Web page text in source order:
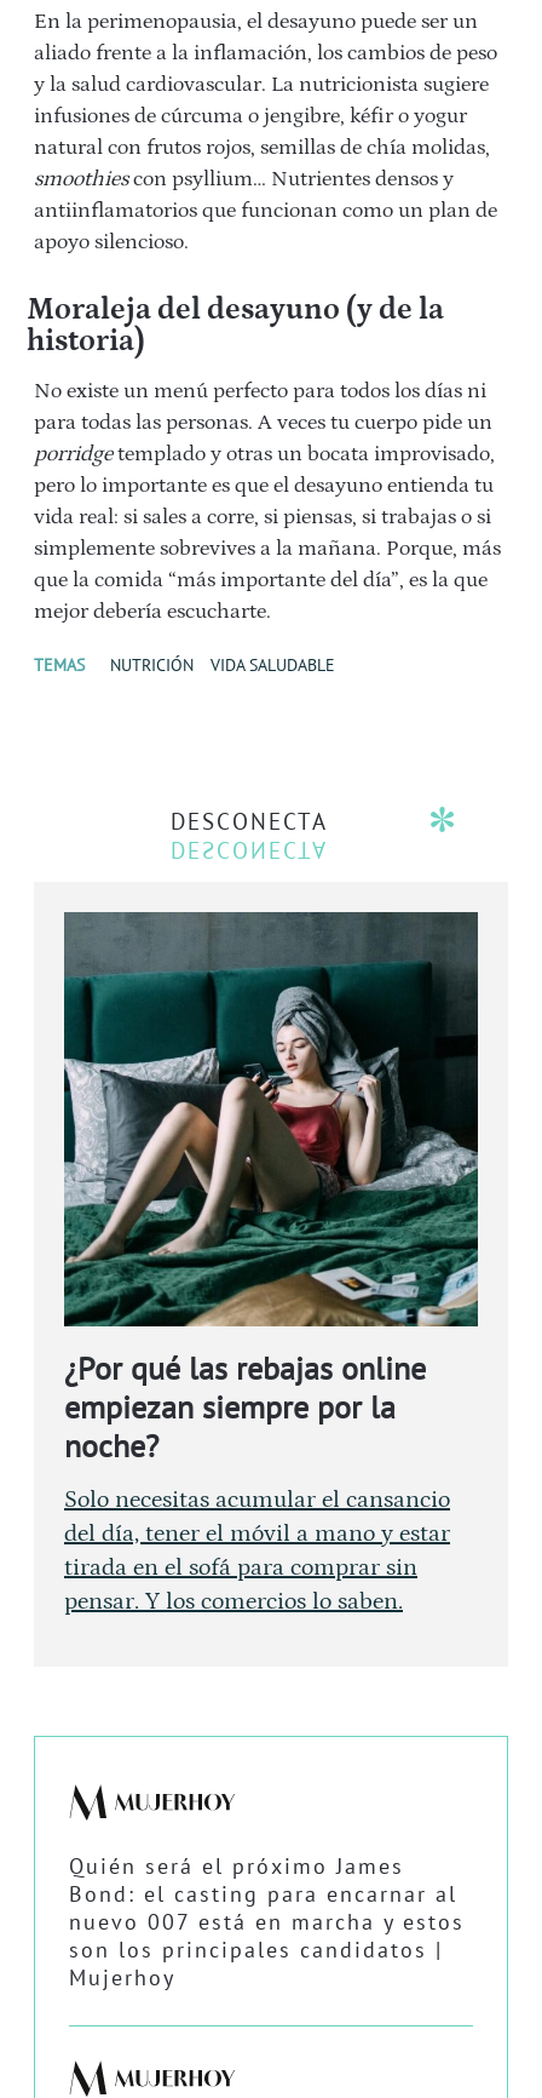
En la perimenopausia, el desayuno puede ser un
aliado frente a la inflamación, los cambios de peso
y la salud cardiovascular. La nutricionista sugiere
infusiones de cúrcuma o jengibre, kéfir o yogur
natural con frutos rojos, semillas de chía molidas,
smoothiescon psyllium… Nutrientes densos y
antiinflamatorios que funcionan como un plan de
apoyo silencioso.
Moraleja del desayuno (y de la
historia)
No existe un menú perfecto para todos los días ni
para todas las personas. A veces tu cuerpo pide un
porridgetemplado y otras un bocata improvisado,
pero lo importante es que el desayuno entienda tu
vida real: si sales a corre, si piensas, si trabajas o si
simplemente sobrevives a la mañana. Porque, más
que la comida “más importante del día”, es la que
mejor debería escucharte.
TEMAS NUTRICIÓN VIDA SALUDABLE
DESCONECTA
¿Por qué las rebajas online
empiezan siempre por la
noche?
Solo necesitas acumular el cansancio
del día, tener el móvil a mano y estar
tirada en el sofá para comprar sin
pensar. Y los comercios lo saben.
Quién será el próximo James
Bond: el casting para encarnar al
nuevo 007 está en marcha y estos
son los principales candidatos |
Mujerhoy